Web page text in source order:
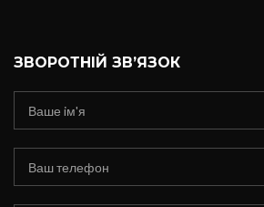
ЗВОРОТНІЙ ЗВ’ЯЗОК